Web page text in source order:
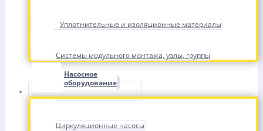
Уплотнительные и изоляционные материалы
Системы модульного монтажа, узлы, группы
Насосное
оборудование
Циркуляционные насосы